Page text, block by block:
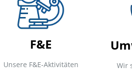
F&E
Unsere F&E-Aktivitäten
Wir